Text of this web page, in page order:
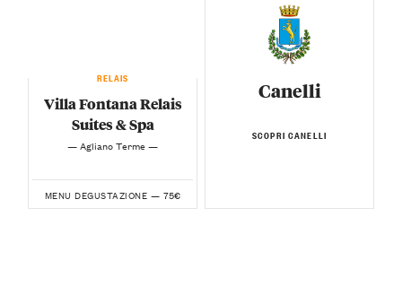
RELAIS
Villa Fontana Relais
Suites & Spa
— Agliano Terme —
MENU DEGUSTAZIONE — 75€
Canelli
SCOPRI CANELLI